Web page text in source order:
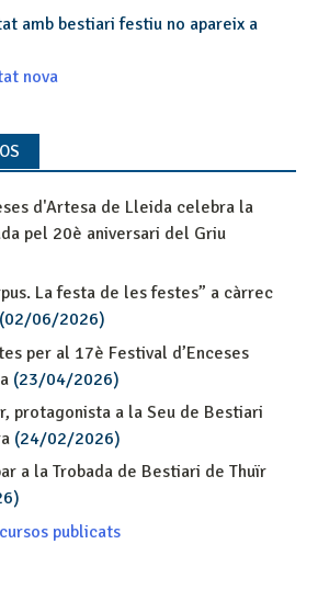
amb bestiari festiu no apareix a
nova
d'Artesa de Lleida celebra la
pel 20è aniversari del Griu
La festa de les festes” a càrrec
(02/06/2026)
per al 17è Festival d’Enceses
(23/04/2026)
protagonista a la Seu de Bestiari
(24/02/2026)
a la Trobada de Bestiari de Thuïr
publicats